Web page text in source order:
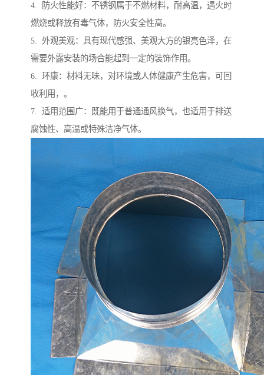
4. 防火性能好：不锈钢属于不燃材料，耐高温，遇火时
燃烧或释放有毒气体，防火安全性高。
5. 外观美观：具有现代感强、美观大方的银亮色泽，在
需要外露安装的场合能起到一定的装饰作用。
6. 环康：材料无味，对环境或人体健康产生危害，可回
收利用，。
7. 适用范围广：既能用于普通通风换气，也适用于排送
腐蚀性、高温或特殊洁净气体。